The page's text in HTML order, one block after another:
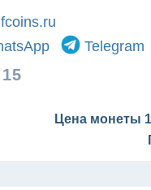
Telegram
Цена монеты